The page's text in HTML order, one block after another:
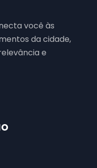
você às
da cidade,
e